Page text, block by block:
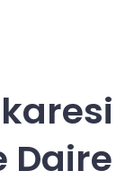
Daire